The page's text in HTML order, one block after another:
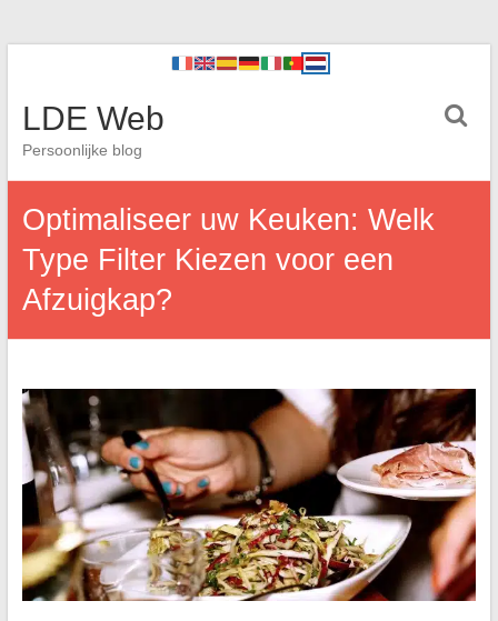
LDE Web
Persoonlijke blog
Optimaliseer uw Keuken: Welk
Type Filter Kiezen voor een
Afzuigkap?